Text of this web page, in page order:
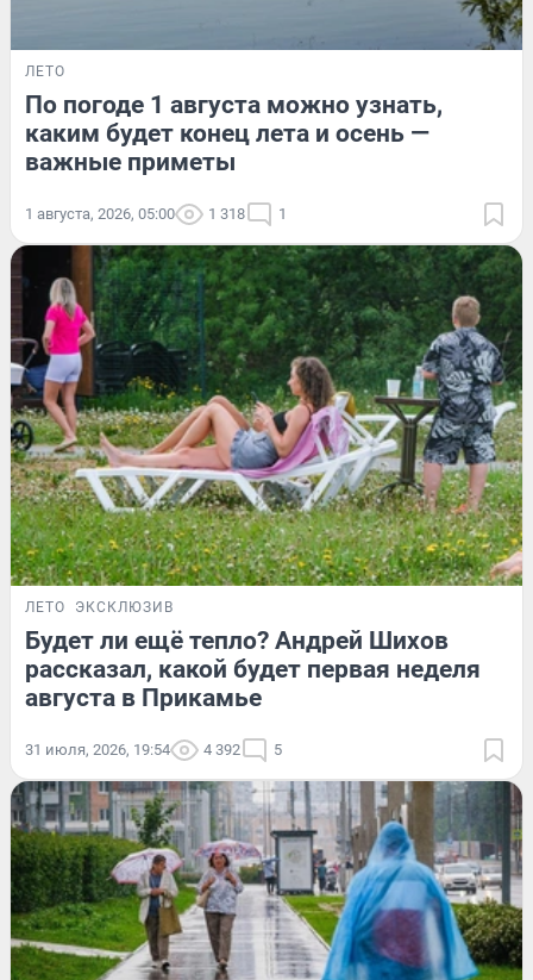
ЛЕТО
По погоде 1 августа можно узнать,
каким будет конец лета и осень —
важные приметы
1 августа, 2026, 05:00 1 318 1
ЛЕТО ЭКСКЛЮЗИВ
Будет ли ещё тепло? Андрей Шихов
рассказал, какой будет первая неделя
августа в Прикамье
31 июля, 2026, 19:54 4 392 5